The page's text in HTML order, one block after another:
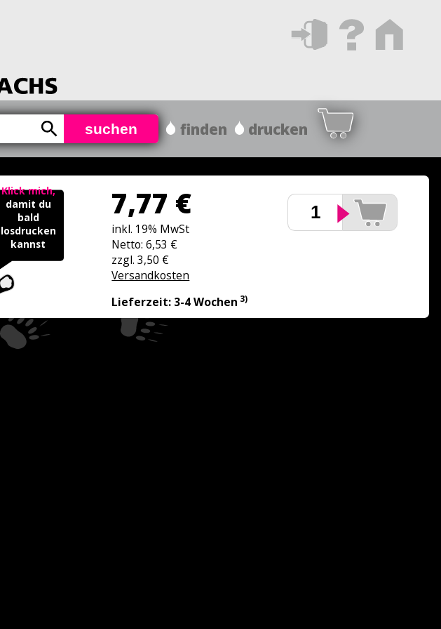
suchen finden drucken
Klick mich,
damit du
bald
losdrucken
kannst
7,77 €
inkl. 19% MwSt
Netto: 6,53 €
zzgl. 3,50 €
Versandkosten
Lieferzeit: 3-4 Wochen 3)